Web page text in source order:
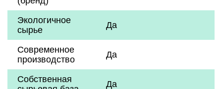
Экологичное
сырье
Да
Современное
производство
Да
Собственная
Да